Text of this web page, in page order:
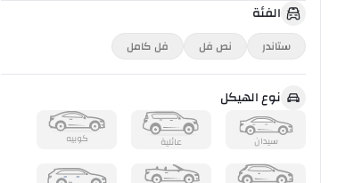
الفئة
ستاندر نص فل فل كامل
نوع الهيكل
سيدان عائلية كوبيه